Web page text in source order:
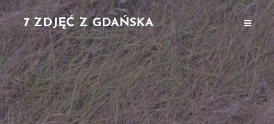
7 ZDJĘĆ Z GDAŃSKA